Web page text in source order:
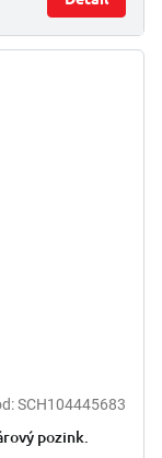
SCH104445683
pozink.